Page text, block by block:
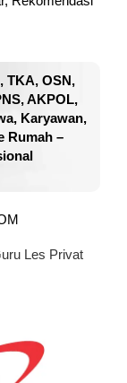
TKA, OSN,
AKPOL,
Karyawan,
Rumah –
Les Privat